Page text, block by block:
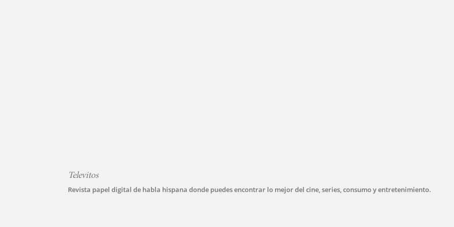
Televitos
Revista papel digital de habla hispana donde puedes encontrar lo mejor del cine, series, consumo y entretenimiento.